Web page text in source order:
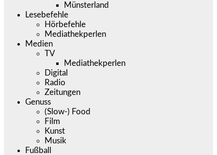
Münsterland
Lesebefehle
Hörbefehle
Mediathekperlen
Medien
TV
Mediathekperlen
Digital
Radio
Zeitungen
Genuss
(Slow-) Food
Film
Kunst
Musik
Fußball